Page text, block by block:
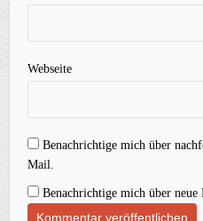
Webseite
Benachrichtige mich über
Mail.
Benachrichtige mich über neue